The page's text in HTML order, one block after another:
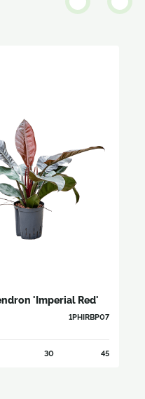
'Imperial Red'
1PHIRBP07
30 45